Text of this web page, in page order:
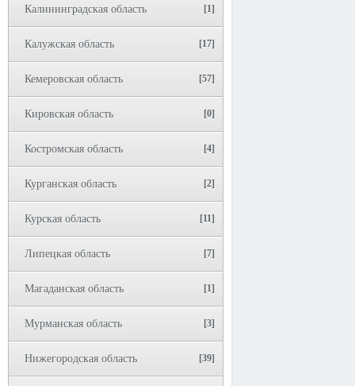
Калининградская область [1]
Калужская область [17]
Кемеровская область [57]
Кировская область [0]
Костромская область [4]
Курганская область [2]
Курская область [11]
Липецкая область [7]
Магаданская область [1]
Мурманская область [3]
Нижегородская область [39]